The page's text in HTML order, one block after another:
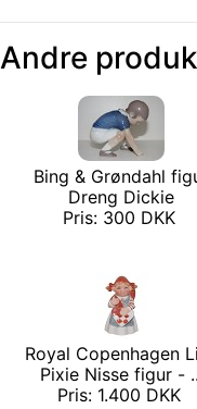
Andre
Bing & Grøndahl
Dreng Dickie
Pris: 300 DKK
Royal Copenhagen
Pixie Nisse figur -
Pris: 1.400 DKK